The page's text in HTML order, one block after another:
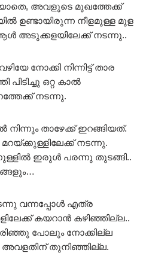
അവളുടെ മുഖത്തേക്ക്
ഉണ്ടായിരുന്ന നീളമുള്ള മുള
ആൾ അടുക്കളയിലേക്ക് നടന്നു..
നോക്കി നിന്നിട്ട് താര
ഒറ്റ കാൽ
നടന്നു.
നിന്നും താഴേക്ക് ഇറങ്ങിയത്.
നടന്നു.
ഇരുൾ പരന്നു തുടങ്ങി..
വന്നപ്പോൾ എത്ര
കയറാൻ കഴിഞ്ഞില്ല..
പോലും നോക്കില്ല
തുനിഞ്ഞില്ല.